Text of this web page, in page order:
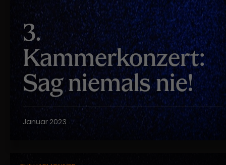
3.
Kammerkonzert:
Sag niemals nie!
Januar 2023